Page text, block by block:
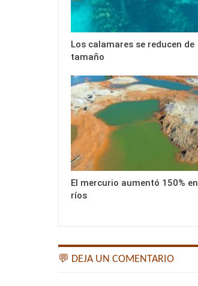
Los calamares se reducen de
tamaño
El mercurio aumentó 150% en
ríos
💬 DEJA UN COMENTARIO